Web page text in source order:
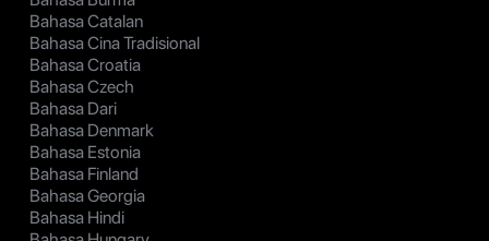
Bahasa Catalan
Bahasa Cina Tradisional
Bahasa Croatia
Bahasa Czech
Bahasa Dari
Bahasa Denmark
Bahasa Estonia
Bahasa Finland
Bahasa Georgia
Bahasa Hindi